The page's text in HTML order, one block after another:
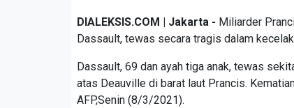
DIALEKSIS.COM | Jakarta - Miliarder
Dassault, tewas secara tragis dalam
Dassault, 69 dan ayah tiga anak, tewas
atas Deauville di barat laut Prancis.
AFP,Senin (8/3/2021).